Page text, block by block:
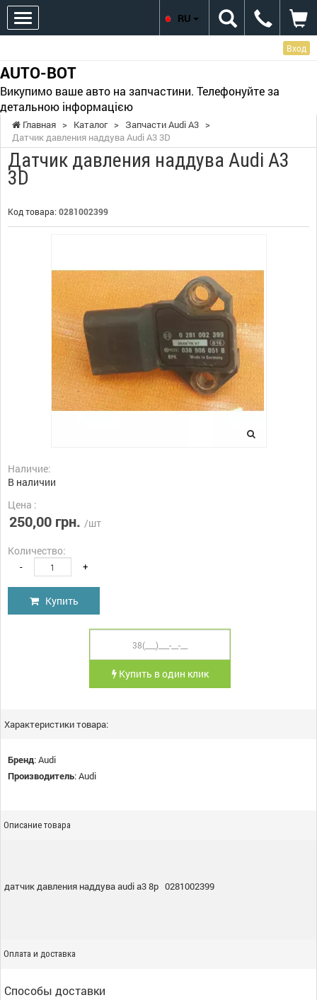
Вход
AUTO-BOT
Викупимо ваше авто на запчастини. Телефонуйте за
детальною інформацією
RU
Главная > Каталог > Запчасти Audi A3 >
Датчик давления наддува Audi A3 3D
Датчик давления наддува Audi A3
3D
Код товара: 0281002399
Наличие:
В наличии
Цена :
250,00 грн. /шт
Количество:
- +
Купить
Купить в один клик
Характеристики товара:
Бренд:Audi
Производитель:Audi
Описание товара
датчик давления наддува audi a3 8p 0281002399
Оплата и доставка
Способы доставки